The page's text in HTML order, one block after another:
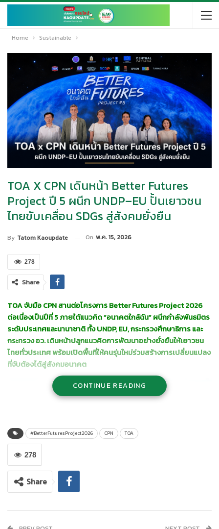
Home Sustainable
TOA X CPN เดินหน้า Better Futures
Project ปี 5 ผนึก UNDP–EU ปั้นเยาวชน
ไทยขับเคลื่อน SDGs สู่สังคมยั่งยืน
By Tatom Kaoupdate On พ.ค. 15, 2026
278
Share
TOA จับมือ CPN สานต่อโครงการ Better Futures Project 2026
ต่อเนื่องเป็นปีที่ 5 ภายใต้แนวคิด “อนาคตใกล้ฉัน” ผนึกกำลังพันธมิตร
ระดับประเทศและนานาชาติ ทั้ง UNDP, EU, กระทรวงศึกษาธิการ และ
กระทรวง อว. เดินหน้าปลูกแนวคิดการพัฒนาอย่างยั่งยืนให้เยาวชน
ไทยทั่วประเทศ พร้อมเปิดพื้นที่ให้คนรุ่นใหม่ร่วมสร้างการเปลี่ยนแปลง
ที่จับต้องได้สู่สังคมอนาคต
CONTINUE READING
#BetterFuturesProject2026 CPN TOA
278
Share